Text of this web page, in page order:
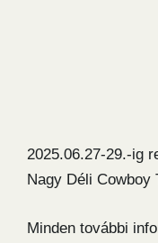
2025.06.27-29.-ig
Nagy Déli Cowboy
Minden további